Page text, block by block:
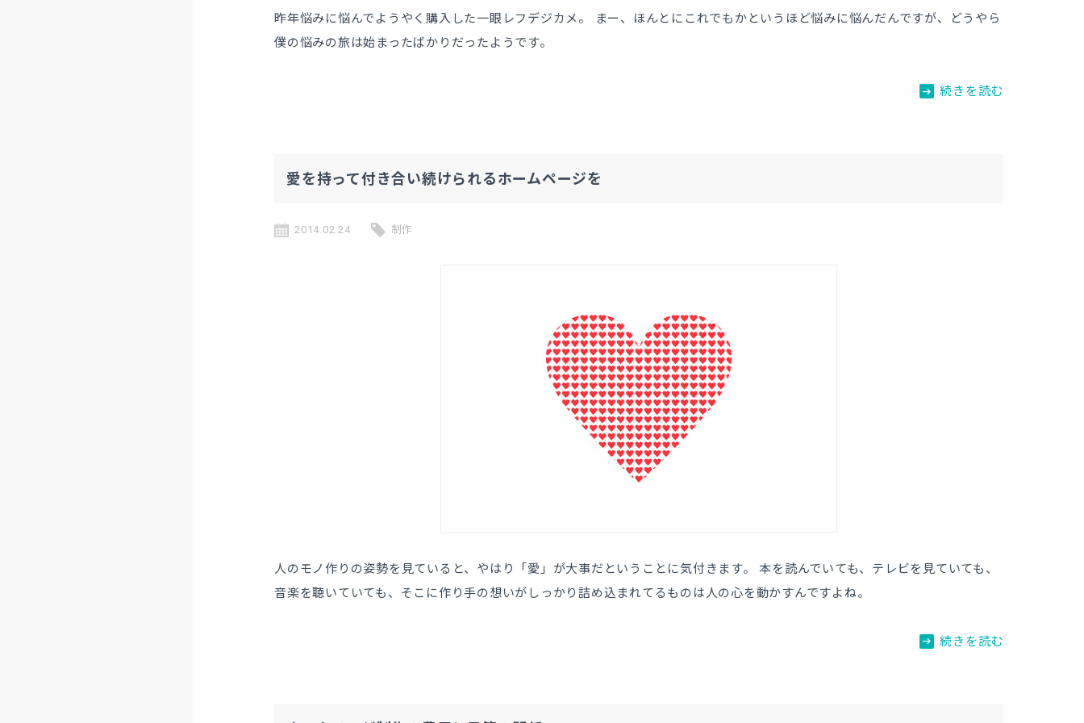
昨年悩みに悩んでようやく購入した一眼レフデジカメ。 まー、ほんとにこれでもかというほど悩みに悩んだんですが、どうやら
僕の悩みの旅は始まったばかりだったようです。
arrow_right_alt 続きを読む
愛を持って付き合い続けられるホームページを
2014.02.24 制作
人のモノ作りの姿勢を見ていると、やはり「愛」が大事だということに気付きます。 本を読んでいても、テレビを見ていても、
音楽を聴いていても、そこに作り手の想いがしっかり詰め込まれてるものは人の心を動かすんですよね。
arrow_right_alt 続きを読む